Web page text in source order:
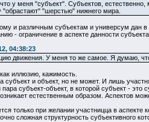
у меня "субъект". Субъектов,
"обрастают" "шерстью" нижнего мира.
и различным субъектам и универсум дан
- ограничение в аспекте данности
04:38:23
движения. У меня то же самое. Я думаю,
иллюзию, кажимость.
субъект и объект, но не может. И лишь
субъект-объект, в которой субъект -
естественным образом. Аспектов
только при желании участницца в
сложная структурность субъективного